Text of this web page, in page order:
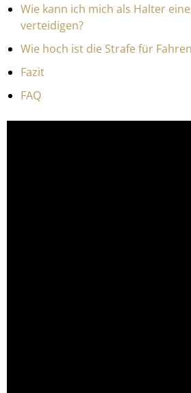
Wie kann ich mich als Halter
verteidigen?
Wie hoch ist die Strafe für
Fazit
FAQ